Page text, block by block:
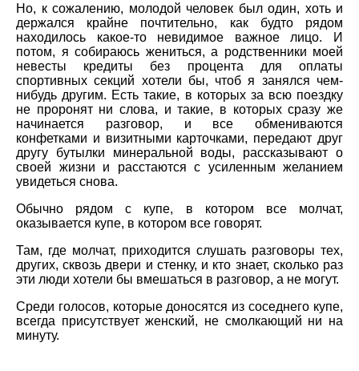
Но, к сожалению, молодой человек был один, хоть и
держался крайне почтительно, как будто рядом
находилось какое-то невидимое важное лицо. И
потом, я собираюсь жениться, а родственники моей
невесты кредиты без процента для оплаты
спортивных секций хотели бы, чтоб я занялся чем-
нибудь другим. Есть такие, в которых за всю поездку
не проронят ни слова, и такие, в которых сразу же
начинается разговор, и все обмениваются
конфетками и визитными карточками, передают друг
другу бутылки минеральной воды, рассказывают о
своей жизни и расстаются с усиленным желанием
увидеться снова.
Обычно рядом с купе, в котором все молчат,
оказывается купе, в котором все говорят.
Там, где молчат, приходится слушать разговоры тех,
других, сквозь двери и стенку, и кто знает, сколько раз
эти люди хотели бы вмешаться в разговор, а не могут.
Среди голосов, которые доносятся из соседнего купе,
всегда присутствует женский, не смолкающий ни на
минуту.